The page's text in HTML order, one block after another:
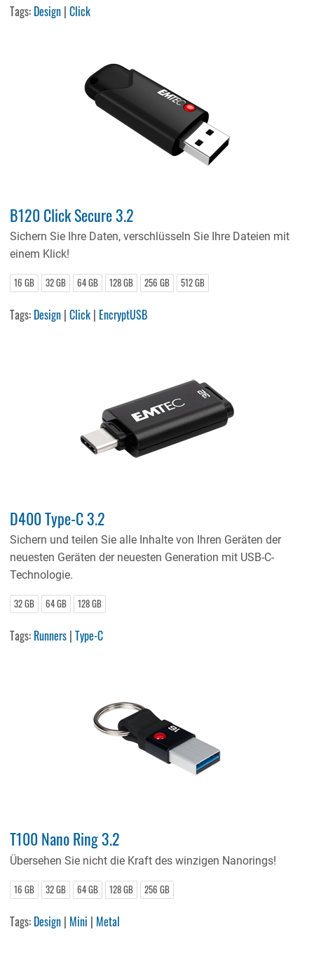
Tags: Design |Click
B120 Click Secure 3.2
Sichern Sie Ihre Daten, verschlüsseln Sie Ihre Dateien mit
einem Klick!
16 GB 32 GB 64 GB 128 GB 256 GB 512 GB
Tags: Design |Click | EncryptUSB
D400 Type-C 3.2
Sichern und teilen Sie alle Inhalte von Ihren Geräten der
neuesten Geräten der neuesten Generation mit USB-C-
Technologie.
32 GB 64 GB 128 GB
Tags: Runners |Type-C
T100 Nano Ring 3.2
Übersehen Sie nicht die Kraft des winzigen Nanorings!
16 GB 32 GB 64 GB 128 GB 256 GB
Tags: Design | Mini | Metal